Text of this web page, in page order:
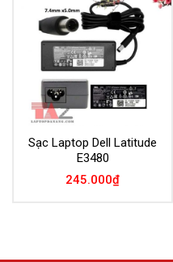
Add to
Wishlist
Sạc Laptop Dell Latitude
E3480
245.000₫